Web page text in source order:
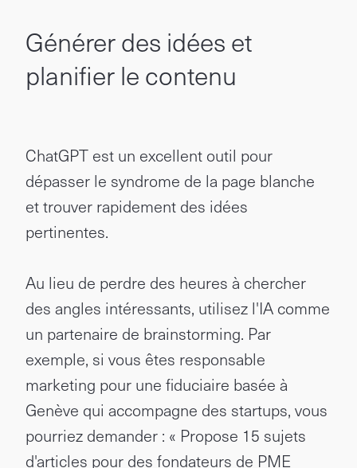
Générer des idées et
planifier le contenu
ChatGPT est un excellent outil pour
dépasser le syndrome de la page blanche
et trouver rapidement des idées
pertinentes.
Au lieu de perdre des heures à chercher
des angles intéressants, utilisez l'IA comme
un partenaire de brainstorming. Par
exemple, si vous êtes responsable
marketing pour une fiduciaire basée à
Genève qui accompagne des startups, vous
pourriez demander : « Propose 15 sujets
d'articles pour des fondateurs de PME